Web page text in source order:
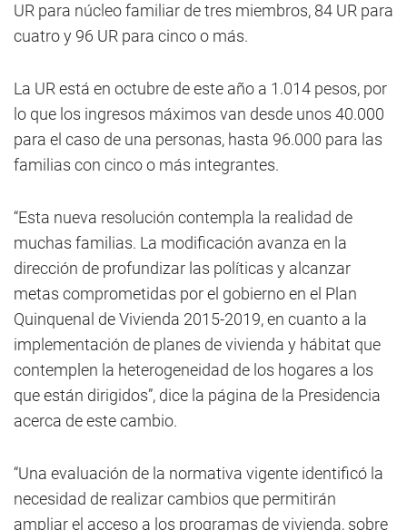
UR para núcleo familiar de tres miembros, 84 UR para
cuatro y 96 UR para cinco o más.
La UR está en octubre de este año a 1.014 pesos, por
lo que los ingresos máximos van desde unos 40.000
para el caso de una personas, hasta 96.000 para las
familias con cinco o más integrantes.
“Esta nueva resolución contempla la realidad de
muchas familias. La modificación avanza en la
dirección de profundizar las políticas y alcanzar
metas comprometidas por el gobierno en el Plan
Quinquenal de Vivienda 2015-2019, en cuanto a la
implementación de planes de vivienda y hábitat que
contemplen la heterogeneidad de los hogares a los
que están dirigidos”, dice la página de la Presidencia
acerca de este cambio.
“Una evaluación de la normativa vigente identificó la
necesidad de realizar cambios que permitirán
ampliar el acceso a los programas de vivienda, sobre